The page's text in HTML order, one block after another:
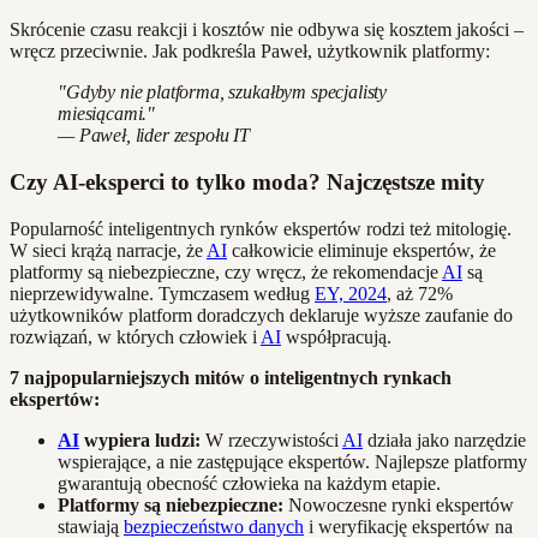
Skrócenie czasu reakcji i kosztów nie odbywa się kosztem jakości –
wręcz przeciwnie. Jak podkreśla Paweł, użytkownik platformy:
"Gdyby nie platforma, szukałbym specjalisty
miesiącami."
— Paweł, lider zespołu IT
Czy AI-eksperci to tylko moda? Najczęstsze mity
Popularność inteligentnych rynków ekspertów rodzi też mitologię.
W sieci krążą narracje, że AI całkowicie eliminuje ekspertów, że
platformy są niebezpieczne, czy wręcz, że rekomendacje AI są
nieprzewidywalne. Tymczasem według EY, 2024, aż 72%
użytkowników platform doradczych deklaruje wyższe zaufanie do
rozwiązań, w których człowiek i AI współpracują.
7 najpopularniejszych mitów o inteligentnych rynkach
ekspertów:
AI wypiera ludzi: W rzeczywistości AI działa jako narzędzie
wspierające, a nie zastępujące ekspertów. Najlepsze platformy
gwarantują obecność człowieka na każdym etapie.
Platformy są niebezpieczne: Nowoczesne rynki ekspertów
stawiają bezpieczeństwo danych i weryfikację ekspertów na